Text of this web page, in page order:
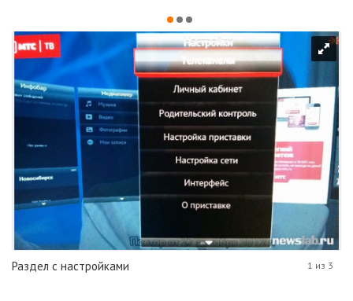
Раздел с настройками 1 из 3